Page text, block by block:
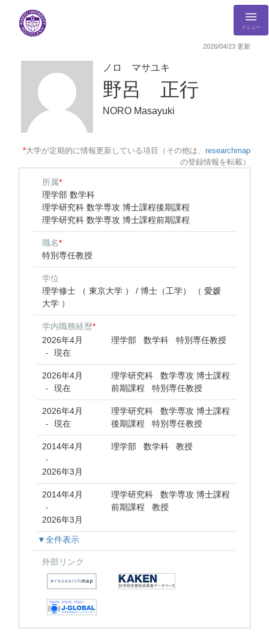
メニュー
2026/04/23 更新
ノロ マサユキ
野呂 正行
NORO Masayuki
*大学が定期的に情報更新している項目（その他は、 researchmap
の登録情報を転載）
所属*
理学部 数学科
理学研究科 数学専攻 博士課程後期課程
理学研究科 数学専攻 博士課程前期課程
職名*
特別専任教授
学位
理学修士 （ 東京大学 ） / 博士（工学） （ 愛媛
大学 ）
学内職務経歴*
2026年4月
- 現在
理学部 数学科 特別専任教授
2026年4月
- 現在
理学研究科 数学専攻 博士課程
前期課程 特別専任教授
2026年4月
- 現在
理学研究科 数学専攻 博士課程
後期課程 特別専任教授
2014年4月
-
2026年3月
理学部 数学科 教授
2014年4月
-
2026年3月
理学研究科 数学専攻 博士課程
前期課程 教授
▼全件表示
外部リンク